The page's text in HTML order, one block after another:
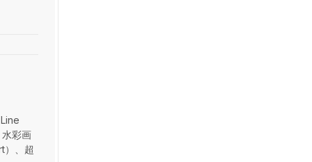
彩画
）、超